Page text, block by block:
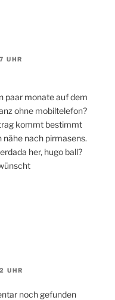
UHR
paar monate auf dem
ohne mobiltelefon?
kommt bestimmt
nach pirmasens.
her, hugo ball?
UHR
noch gefunden